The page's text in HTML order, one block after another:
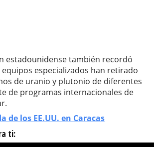
estadounidense también recordó
equipos especializados han retirado
de uranio y plutonio de diferentes
de programas internacionales de
de los EE.UU. en Caracas
ti: